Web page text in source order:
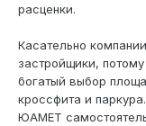
расценки.
Касательно
застройщики,
богатый выбор
кроссфита и
ЮАМЕТ